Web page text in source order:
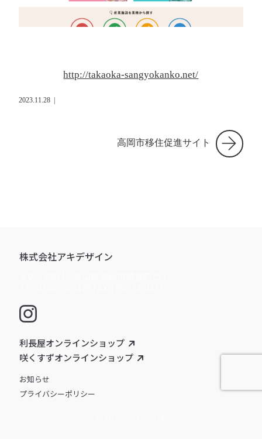
http://takaoka-sangyokanko.net/
2023.11.28
高岡市移住促進サイト
株式会社アキデザイン
利長屋オンラインショップ
咲くすずオンラインショップ
お知らせ
プライバシーポリシー